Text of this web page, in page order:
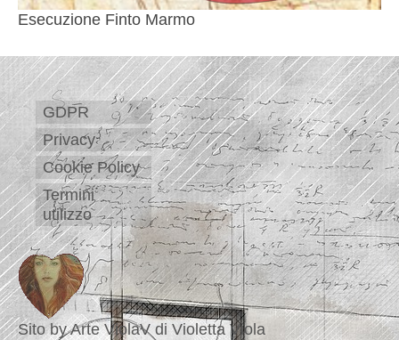
Esecuzione Finto Marmo
GDPR
Privacy
Cookie Policy
Termini
utilizzo
Sito by Arte ViolaV di Violetta Viola